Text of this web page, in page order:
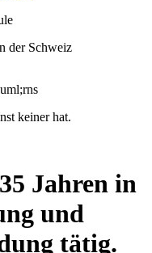
der Schweiz
keiner hat.
Jahren in
und
tätig.